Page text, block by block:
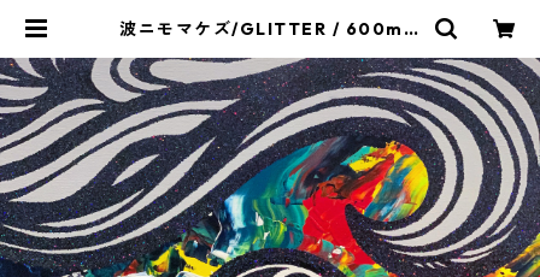
波ニモマケズ/GLITTER / 600mm